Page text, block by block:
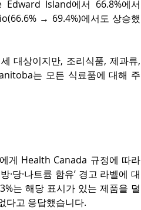
Island에서 66.8%에서
→ 69.4%)에서도 상승했
대상이지만, 조리식품, 제과류,
는 모든 식료품에 대해 주
게 Health Canada 규정에 따라
당·나트륨 함유’ 경고 라벨에 대
는 해당 표시가 있는 제품을 덜
다고 응답했습니다.